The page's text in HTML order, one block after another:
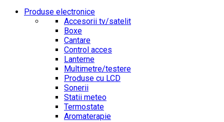
Produse electronice
Accesorii tv/satelit
Boxe
Cantare
Control acces
Lanterne
Multimetre/testere
Produse cu LCD
Sonerii
Statii meteo
Termostate
Aromaterapie